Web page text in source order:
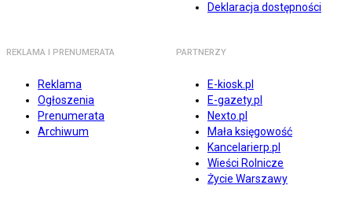
Deklaracja dostępności
REKLAMA I PRENUMERATA
Reklama
Ogłoszenia
Prenumerata
Archiwum
PARTNERZY
E-kiosk.pl
E-gazety.pl
Nexto.pl
Mała księgowość
Kancelarierp.pl
Wieści Rolnicze
Życie Warszawy